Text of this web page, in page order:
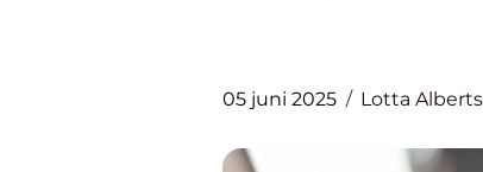
05 juni 2025 Lotta